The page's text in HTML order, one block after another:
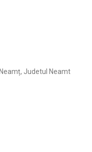
Judetul Neamt